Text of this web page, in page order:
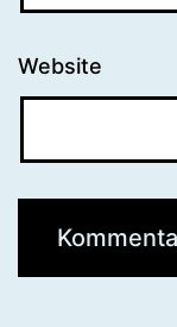
Website